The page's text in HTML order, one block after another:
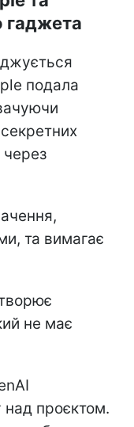
гаджета
подала
через
та вимагає
не має
проєктом.